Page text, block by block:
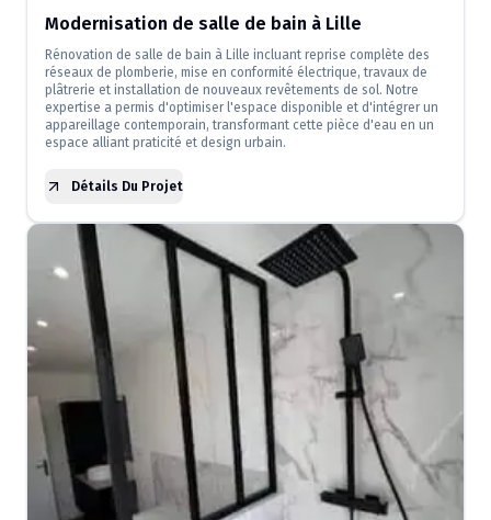
Modernisation de salle de bain à Lille
Rénovation de salle de bain à Lille incluant reprise complète des
réseaux de plomberie, mise en conformité électrique, travaux de
plâtrerie et installation de nouveaux revêtements de sol. Notre
expertise a permis d'optimiser l'espace disponible et d'intégrer un
appareillage contemporain, transformant cette pièce d'eau en un
espace alliant praticité et design urbain.
Détails Du Projet